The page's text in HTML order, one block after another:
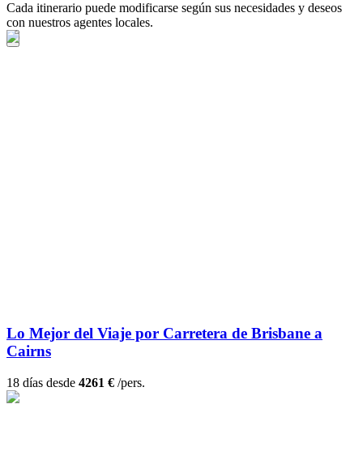
Cada itinerario puede modificarse según sus necesidades y deseos
con nuestros agentes locales.
Lo Mejor del Viaje por Carretera de Brisbane a
Cairns
18 días desde 4261 € /pers.